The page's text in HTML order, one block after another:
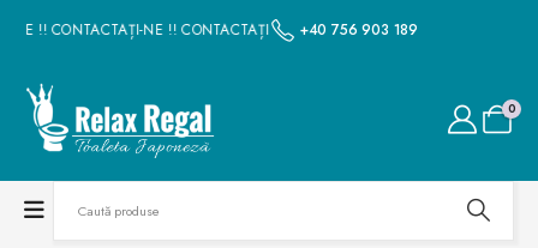
NE !! CONTACTAȚI-NE !! CONTACTAȚI-NE !! CONTACTAȚI-NE !!
+40 756 903 189
0